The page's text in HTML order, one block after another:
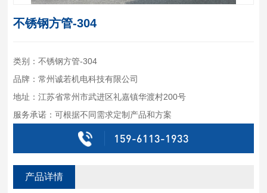
不锈钢方管-304
类别：不锈钢方管-304
品牌：常州诚若机电科技有限公司
地址：江苏省常州市武进区礼嘉镇华渡村200号
服务承诺：可根据不同需求定制产品和方案
159-6113-1933
产品详情